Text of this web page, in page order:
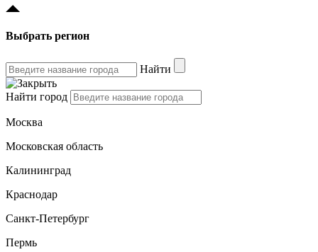
Выбрать регион
Найти
Найти город
Москва
Московская область
Калининград
Краснодар
Санкт-Петербург
Пермь